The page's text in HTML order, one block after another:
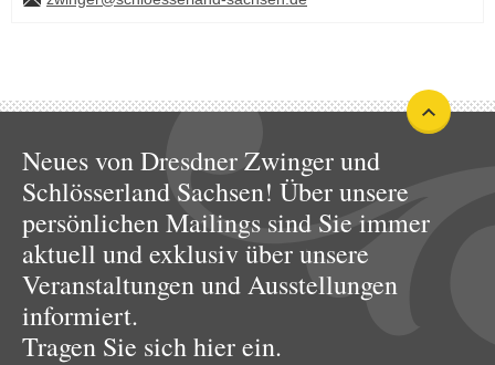
Neues von Dresdner Zwinger und
Schlösserland Sachsen! Über unsere
persönlichen Mailings sind Sie immer
aktuell und exklusiv über unsere
Veranstaltungen und Ausstellungen
informiert.
Tragen Sie sich hier ein.